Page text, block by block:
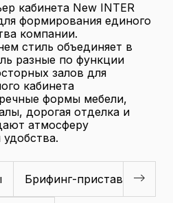
кабинета New INTER
формирования единого
компании.
стиль объединяет в
разные по функции
залов для
кабинета
формы мебели,
дорогая отделка и
атмосферу
удобства.
Брифинг-приставки